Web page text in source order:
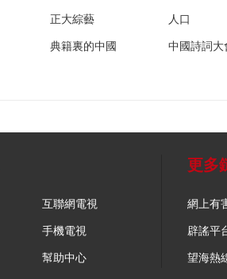
正大綜藝 人口
典籍裏的中國 中國詩詞大
互聯網電視
手機電視
幫助中心
更多
網上有
辟謠平
望海熱